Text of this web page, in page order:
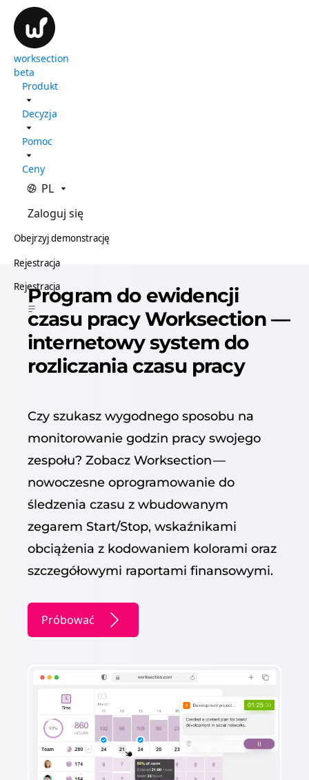
worksection
beta
Produkt
Decyzja
Pomoc
Ceny
PL
Zaloguj się
Obejrzyj demonstrację
Rejestracja
Rejestracja
Program do ewidencji
czasu pracy Worksection —
internetowy system do
rozliczania czasu pracy
Czy szukasz wygod­nego sposobu na
mon­i­torowanie godzin pra­cy swo­jego
zespołu? Zobacz Work­sec­tion —
nowoczesne opro­gramowanie do
śledzenia cza­su z wbu­dowanym
zegarem Start/​Stop, wskaźnika­mi
obciąże­nia z kodowaniem kolora­mi oraz
szczegółowy­mi rapor­ta­mi finansowymi.
Próbować